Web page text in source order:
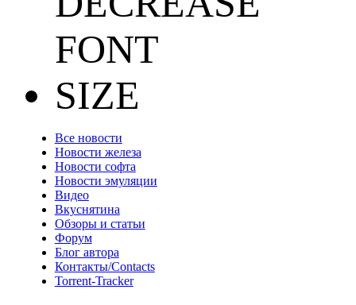
Все новости
Новости железа
Новости софта
Новости эмуляции
Видео
Вкуснятина
Обзоры и статьи
Форум
Блог автора
Контакты/Contacts
Torrent-Tracker